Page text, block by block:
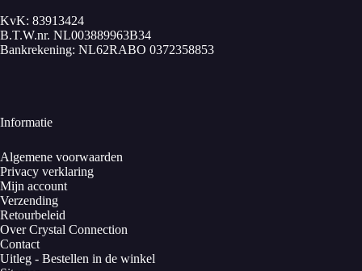
KvK: 83913424
B.T.W.nr. NL003889963B34
Bankrekening: NL62RABO 0372358853
Informatie
Algemene voorwaarden
Privacy verklaring
Mijn account
Verzending
Retourbeleid
Over Crystal Connection
Contact
Uitleg - Bestellen in de winkel